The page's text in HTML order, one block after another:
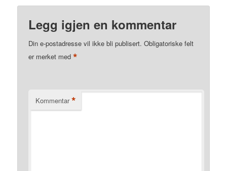
Legg igjen en kommentar
Din e-postadresse vil ikke bli publisert. Obligatoriske felt
er merket med*
Kommentar *